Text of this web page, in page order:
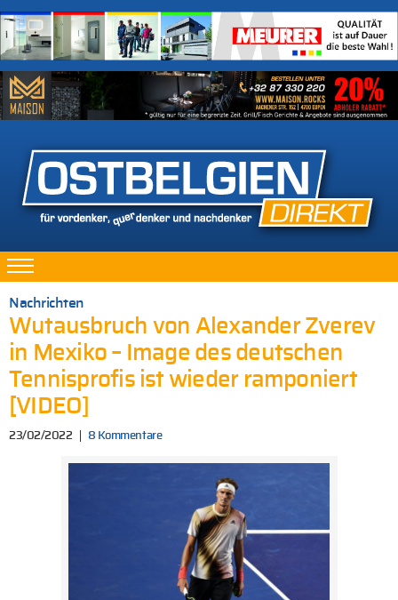
Nachrichten
Wutausbruch von Alexander Zverev
in Mexiko – Image des deutschen
Tennisprofis ist wieder ramponiert
[VIDEO]
23/02/2022 8 Kommentare